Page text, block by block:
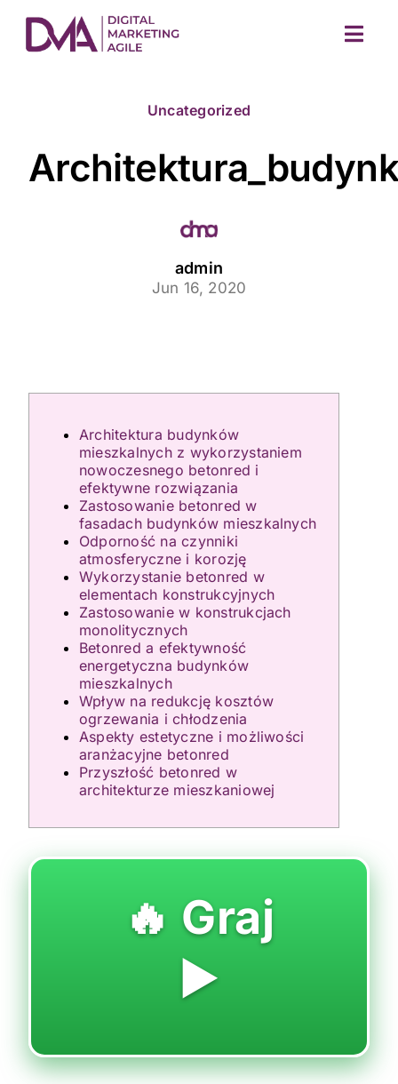
content
Uncategorized
admin
Jun 16, 2020
Architektura budynków
mieszkalnych z wykorzystaniem
nowoczesnego betonred i
efektywne rozwiązania
Zastosowanie betonred w
fasadach budynków mieszkalnych
Odporność na czynniki
atmosferyczne i korozję
Wykorzystanie betonred w
elementach konstrukcyjnych
Zastosowanie w konstrukcjach
monolitycznych
Betonred a efektywność
energetyczna budynków
mieszkalnych
Wpływ na redukcję kosztów
ogrzewania i chłodzenia
Aspekty estetyczne i możliwości
aranżacyjne betonred
Przyszłość betonred w
architekturze mieszkaniowej
🔥 Graj
▶️